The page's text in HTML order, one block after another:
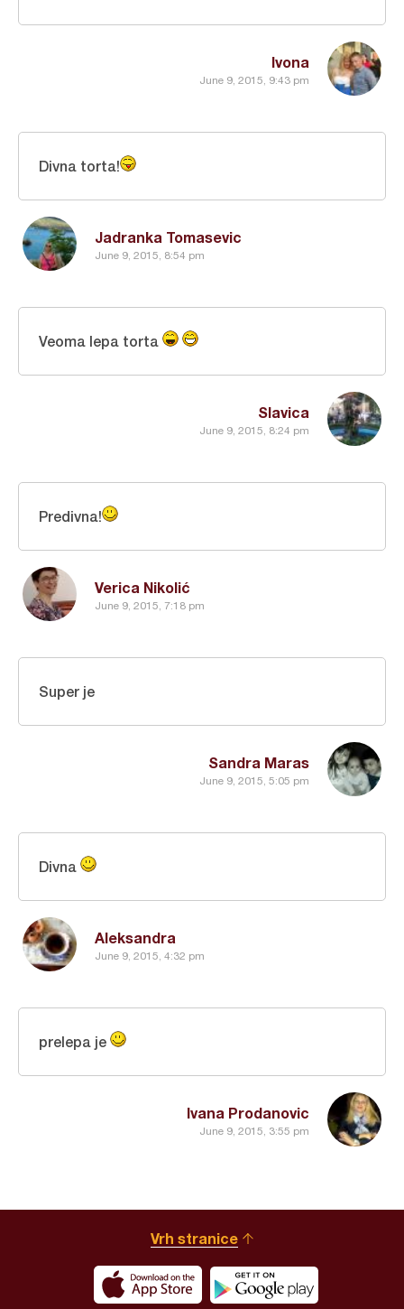
Ivona
June 9, 2015, 9:43 pm
Jadranka Tomasevic
June 9, 2015, 8:54 pm
Divna torta!
Slavica
June 9, 2015, 8:24 pm
Veoma lepa torta
Verica Nikolić
June 9, 2015, 7:18 pm
Predivna!
Sandra Maras
June 9, 2015, 5:05 pm
Super je
Aleksandra
June 9, 2015, 4:32 pm
Divna
Ivana Prodanovic
June 9, 2015, 3:55 pm
prelepa je
Vrh stranice